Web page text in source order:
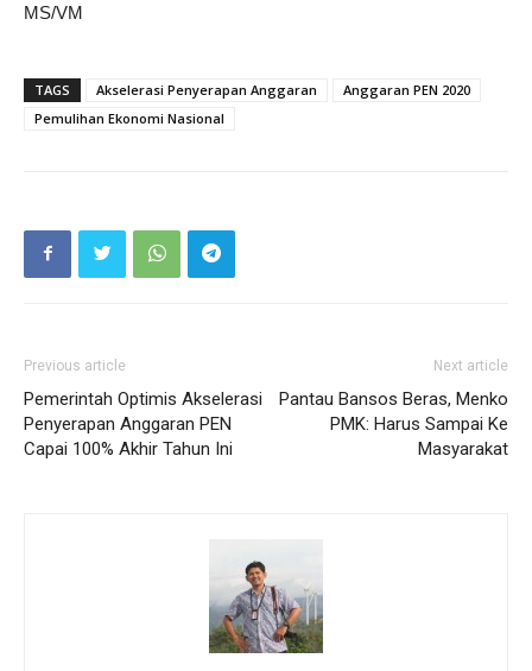
MS/VM
TAGS Akselerasi Penyerapan Anggaran
Anggaran PEN 2020
Pemulihan Ekonomi Nasional
Previous article
Pemerintah Optimis Akselerasi
Penyerapan Anggaran PEN
Capai 100% Akhir Tahun Ini
Next article
Pantau Bansos Beras, Menko
PMK: Harus Sampai Ke
Masyarakat